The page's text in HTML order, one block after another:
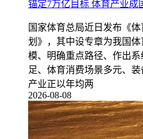
锚定7万亿目标 体育产业成
国家体育总局近日发布《
划》，其中设专章为我国
模、明确重点路径、作出
足、体育消费场景多元、
产业正以年均两
2026-08-08